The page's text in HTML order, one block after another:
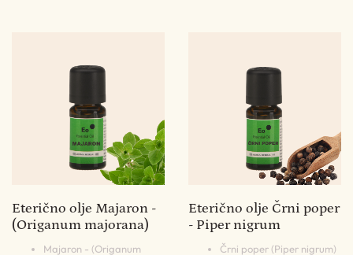
Eterično olje Majaron -
(Origanum majorana)
Majaron - (Origanum
Eterično olje Črni poper
- Piper nigrum
Črni poper (Piper nigrum)